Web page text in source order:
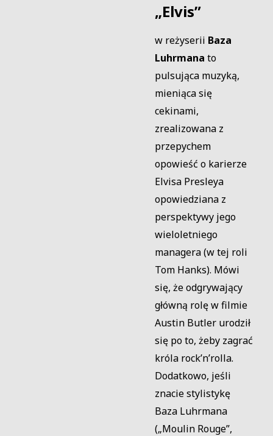
„Elvis”
w reżyserii Baza
Luhrmana to
pulsująca muzyką,
mieniąca się
cekinami,
zrealizowana z
przepychem
opowieść o karierze
Elvisa Presleya
opowiedziana z
perspektywy jego
wieloletniego
managera (w tej roli
Tom Hanks). Mówi
się, że odgrywający
główną rolę w filmie
Austin Butler urodził
się po to, żeby zagrać
króla rock’n’rolla.
Dodatkowo, jeśli
znacie stylistykę
Baza Luhrmana
(„Moulin Rouge”,